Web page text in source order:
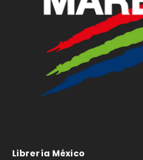
Librería México